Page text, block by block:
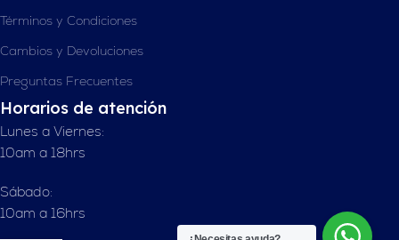
Términos y Condiciones
Cambios y Devoluciones
Preguntas Frecuentes
Horarios de atención
Lunes a Viernes:
10am a 18hrs
Sábado:
10am a 16hrs